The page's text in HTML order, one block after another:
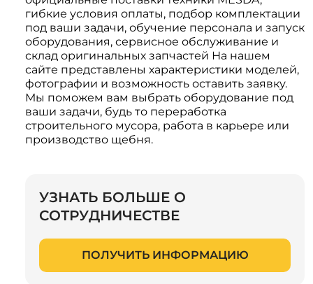
гибкие условия оплаты, подбор комплектации
под ваши задачи, обучение персонала и запуск
оборудования, сервисное обслуживание и
склад оригинальных запчастей На нашем
сайте представлены характеристики моделей,
фотографии и возможность оставить заявку.
Мы поможем вам выбрать оборудование под
ваши задачи, будь то переработка
строительного мусора, работа в карьере или
производство щебня.
УЗНАТЬ БОЛЬШЕ О
СОТРУДНИЧЕСТВЕ
ПОЛУЧИТЬ ИНФОРМАЦИЮ